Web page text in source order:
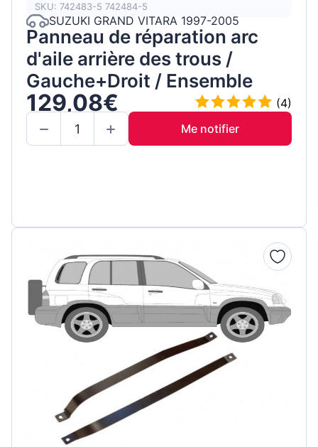
SKU: 742483-5 742484-5
SUZUKI GRAND VITARA 1997-2005
Panneau de réparation arc
d'aile arrière des trous /
Gauche+Droit / Ensemble
129,08€
(4)
Me notifier